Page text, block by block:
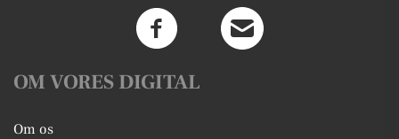
OM VORES DIGITAL
Om os